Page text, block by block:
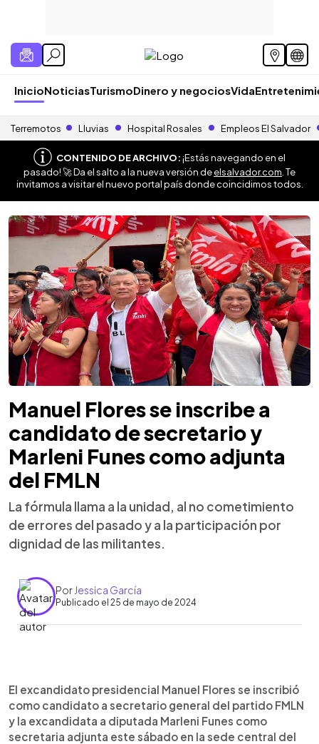
InicioNoticiasTurismoDinero y negociosVida
Terremotos Lluvias Hospital Rosales Empleos El Salvador
CONTENIDO DE ARCHIVO:¡Estás navegando en el
pasado! 🚀 Da el salto a la nueva versión deelsalvador.com . Te
invitamos a visitar el nuevo portal país donde coincidimos todos.
Manuel Flores se inscribe a
candidato de secretario y
Marleni Funes como adjunta
del FMLN
La fórmula llama a la unidad, al no cometimiento
de errores del pasado y a la participación por
dignidad de las militantes.
Por Jessica García
Publicado el 25 de mayo de 2024
Escuchar artículo
El excandidato presidencial Manuel Flores se inscribió
como candidato a secretario general del partido FMLN
y la excandidata a diputada Marleni Funes como
secretaria adjunta este sábado en la sede central del